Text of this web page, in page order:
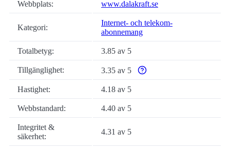
Webbplats: www.dalakraft.se
Kategori:
Internet- och telekom-
abonnemang
Totalbetyg: 3.85 av 5
Tillgänglighet: 3.35 av 5
Varför enbart automatiska
Hastighet:
4.18 av 5
Webbstandard: 4.40 av 5
Integritet &
säkerhet:
4.31 av 5